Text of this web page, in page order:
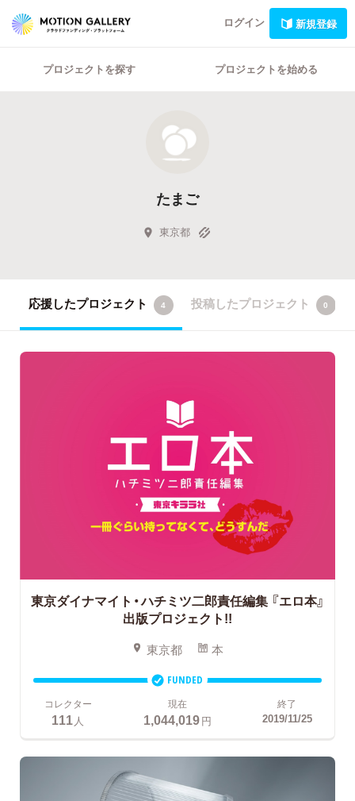
ログイン 新規登録
プロジェクトを探す プロジェクトを始める
たまご
東京都
応援したプロジェクト 4 投稿したプロジェクト 0
東京ダイナマイト・ハチミツ二郎責任編集『エロ本』
出版プロジェクト!!
東京都 本
FUNDED
コレクター
111 人
現在
1,044,019円
終了
2019/11/25